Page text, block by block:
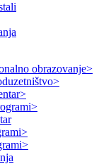
obrazovanje>
>
>
>
>
>